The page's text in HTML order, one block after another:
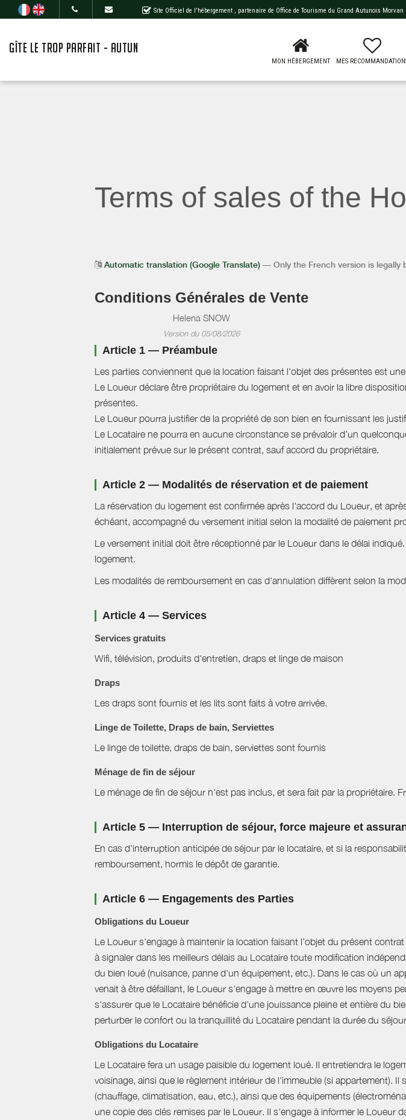
Site Officiel de l'hébergement , partenaire de Office de Tourisme du Grand Autunois Morvan
GÎTE LE TROP PARFAIT - AUTUN
MON HÉBERGEMENT MES
Terms of sales of the
Automatic translation (Google Translate) — Only the French version is legally
Conditions Générales de Vente
Helena SNOW
Version du 05/08/2026
Article 1 — Préambule
Les parties conviennent que la location faisant l'objet des présentes est
Le Loueur déclare être propriétaire du logement et en avoir la libre
présentes.
Le Loueur pourra justifier de la propriété de son bien en fournissant les
Le Locataire ne pourra en aucune circonstance se prévaloir d’un
initialement prévue sur le présent contrat, sauf accord du propriétaire.
Article 2 — Modalités de réservation et de paiement
La réservation du logement est confirmée après l'accord du Loueur, et
échéant, accompagné du versement initial selon la modalité de paiement
Le versement initial doit être réceptionné par le Loueur dans le délai
logement.
Les modalités de remboursement en cas d'annulation diffèrent selon la
Article 4 — Services
Services gratuits
Wifi, télévision, produits d'entretien, draps et linge de maison
Draps
Les draps sont fournis et les lits sont faits à votre arrivée.
Linge de Toilette, Draps de bain, Serviettes
Le linge de toilette, draps de bain, serviettes sont fournis
Ménage de fin de séjour
Le ménage de fin de séjour n'est pas inclus, et sera fait par la propriétaire.
Article 5 — Interruption de séjour, force majeure et
En cas d'interruption anticipée de séjour par le locataire, et si la
remboursement, hormis le dépôt de garantie.
Article 6 — Engagements des Parties
Obligations du Loueur
Le Loueur s'engage à maintenir la location faisant l'objet du présent
à signaler dans les meilleurs délais au Locataire toute modification
du bien loué (nuisance, panne d'un équipement, etc.). Dans le cas où un
venait à être défaillant, le Loueur s'engage à mettre en œuvre les moyens
s'assurer que le Locataire bénéficie d'une jouissance pleine et entière du
perturber le confort ou la tranquillité du Locataire pendant la durée du
Obligations du Locataire
Le Locataire fera un usage paisible du logement loué. Il entretiendra le
voisinage, ainsi que le règlement intérieur de l'immeuble (si appartement).
(chauffage, climatisation, eau, etc.), ainsi que des équipements
une copie des clés remises par le Loueur. Il s'engage à informer le Loueur